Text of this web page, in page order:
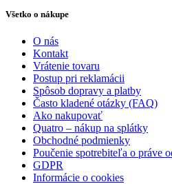
Všetko o nákupe
O nás
Kontakt
Vrátenie tovaru
Postup pri reklamácii
Spôsob dopravy a platby
Často kladené otázky (FAQ)
Ako nakupovať
Quatro – nákup na splátky
Obchodné podmienky
Poučenie spotrebiteľa o práve
GDPR
Informácie o cookies